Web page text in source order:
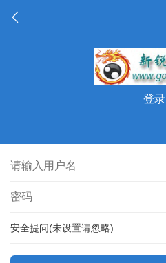
登录
安全提问(未设置请忽略)